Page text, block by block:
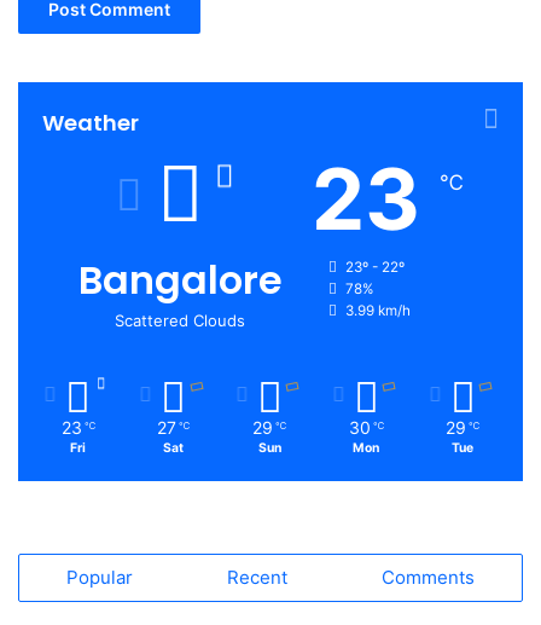
Weather
Bangalore
Scattered Clouds
23 ℃
23º - 22º
78%
3.99 km/h
23 ℃
Fri
27 ℃
Sat
29 ℃
Sun
30 ℃
Mon
29 ℃
Tue
Popular Recent Comments